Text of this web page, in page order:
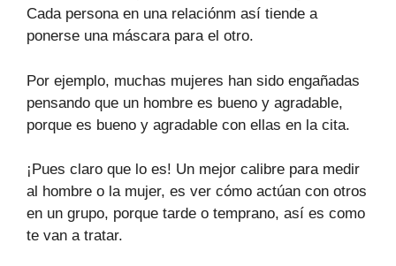
Cada persona en una relaciónm así tiende a
ponerse una máscara para el otro.
Por ejemplo, muchas mujeres han sido engañadas
pensando que un hombre es bueno y agradable,
porque es bueno y agradable con ellas en la cita.
¡Pues claro que lo es! Un mejor calibre para medir
al hombre o la mujer, es ver cómo actúan con otros
en un grupo, porque tarde o temprano, así es como
te van a tratar.